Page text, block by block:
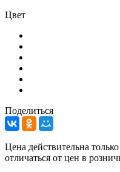
Цвет
Поделиться
Цена действительна
отличаться от цен в